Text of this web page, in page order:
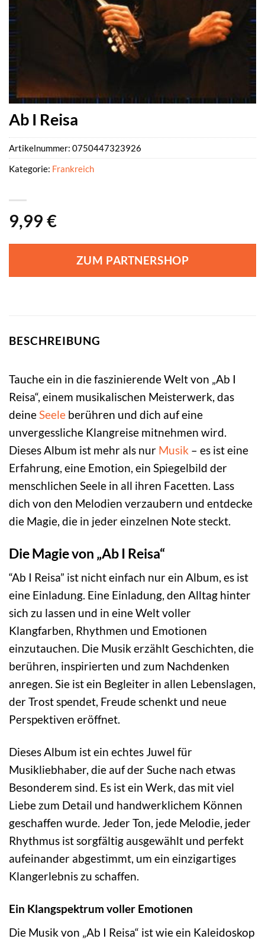
Ab I Reisa
9,99 €
ZUM PARTNERSHOP
Artikelnummer: 0750447323926
Kategorie: Frankreich
BESCHREIBUNG
Tauche ein in die faszinierende Welt von „Ab I
Reisa“, einem musikalischen Meisterwerk, das
deine Seele berühren und dich auf eine
unvergessliche Klangreise mitnehmen wird.
Dieses Album ist mehr als nur Musik – es ist eine
Erfahrung, eine Emotion, ein Spiegelbild der
menschlichen Seele in all ihren Facetten. Lass
dich von den Melodien verzaubern und entdecke
die Magie, die in jeder einzelnen Note steckt.
Die Magie von „Ab I Reisa“
“Ab I Reisa” ist nicht einfach nur ein Album, es ist
eine Einladung. Eine Einladung, den Alltag hinter
sich zu lassen und in eine Welt voller
Klangfarben, Rhythmen und Emotionen
einzutauchen. Die Musik erzählt Geschichten, die
berühren, inspirierten und zum Nachdenken
anregen. Sie ist ein Begleiter in allen Lebenslagen,
der Trost spendet, Freude schenkt und neue
Perspektiven eröffnet.
Dieses Album ist ein echtes Juwel für
Musikliebhaber, die auf der Suche nach etwas
Besonderem sind. Es ist ein Werk, das mit viel
Liebe zum Detail und handwerklichem Können
geschaffen wurde. Jeder Ton, jede Melodie, jeder
Rhythmus ist sorgfältig ausgewählt und perfekt
aufeinander abgestimmt, um ein einzigartiges
Klangerlebnis zu schaffen.
Ein Klangspektrum voller Emotionen
Die Musik von „Ab I Reisa“ ist wie ein Kaleidoskop